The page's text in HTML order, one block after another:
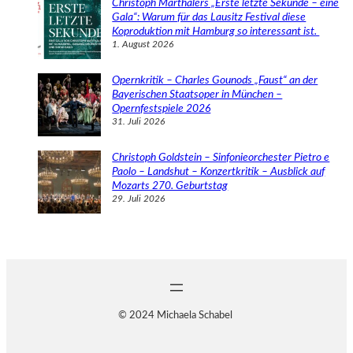
Christoph Marthalers „Erste letzte Sekunde – eine
Gala“: Warum für das Lausitz Festival diese
Koproduktion mit Hamburg so interessant ist.
1. August 2026
Opernkritik – Charles Gounods „Faust“ an der
Bayerischen Staatsoper in München –
Opernfestspiele 2026
31. Juli 2026
Christoph Goldstein – Sinfonieorchester Pietro e
Paolo – Landshut – Konzertkritik – Ausblick auf
Mozarts 270. Geburtstag
29. Juli 2026
© 2024 Michaela Schabel